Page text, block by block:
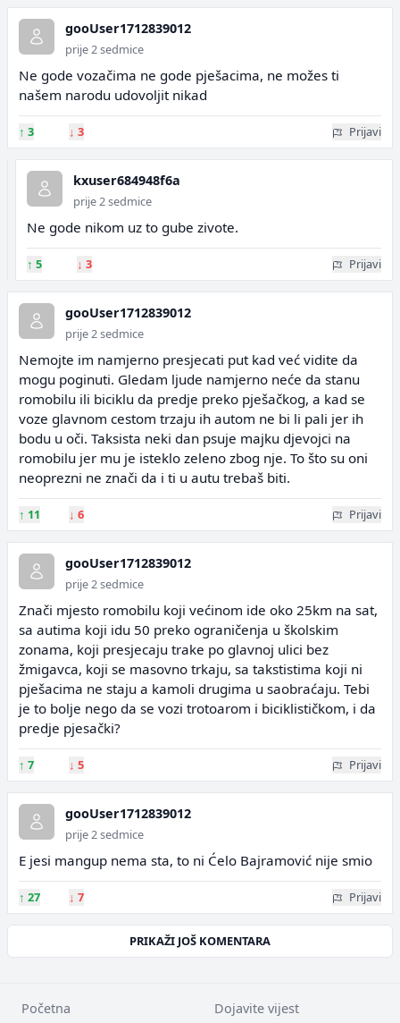
gooUser1712839012
prije 2 sedmice
Ne gode vozačima ne gode pješacima, ne možes ti
našem narodu udovoljit nikad
↑ 3 ↓ 3 Prijavi
kxuser684948f6a
prije 2 sedmice
Ne gode nikom uz to gube zivote.
↑ 5 ↓ 3 Prijavi
gooUser1712839012
prije 2 sedmice
Nemojte im namjerno presjecati put kad već vidite da
mogu poginuti. Gledam ljude namjerno neće da stanu
romobilu ili biciklu da predje preko pješačkog, a kad se
voze glavnom cestom trzaju ih autom ne bi li pali jer ih
bodu u oči. Taksista neki dan psuje majku djevojci na
romobilu jer mu je isteklo zeleno zbog nje. To što su oni
neoprezni ne znači da i ti u autu trebaš biti.
↑ 11 ↓ 6 Prijavi
gooUser1712839012
prije 2 sedmice
Znači mjesto romobilu koji većinom ide oko 25km na sat,
sa autima koji idu 50 preko ograničenja u školskim
zonama, koji presjecaju trake po glavnoj ulici bez
žmigavca, koji se masovno trkaju, sa takstistima koji ni
pješacima ne staju a kamoli drugima u saobraćaju. Tebi
je to bolje nego da se vozi trotoarom i biciklističkom, i da
predje pjesački?
↑ 7 ↓ 5 Prijavi
gooUser1712839012
prije 2 sedmice
E jesi mangup nema sta, to ni Ćelo Bajramović nije smio
↑ 27 ↓ 7 Prijavi
PRIKAŽI JOŠ KOMENTARA
Početna Dojavite vijest